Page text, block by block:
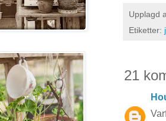
Upplagd
Etiketter:
21